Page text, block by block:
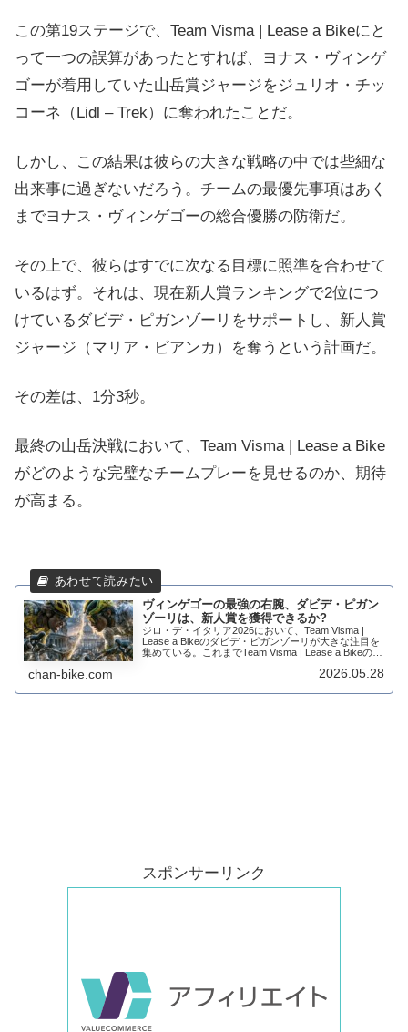
この第19ステージで、Team Visma | Lease a Bikeにと
って一つの誤算があったとすれば、ヨナス・ヴィンゲ
ゴーが着用していた山岳賞ジャージをジュリオ・チッ
コーネ（Lidl – Trek）に奪われたことだ。
しかし、この結果は彼らの大きな戦略の中では些細な
出来事に過ぎないだろう。チームの最優先事項はあく
までヨナス・ヴィンゲゴーの総合優勝の防衛だ。
その上で、彼らはすでに次なる目標に照準を合わせて
いるはず。それは、現在新人賞ランキングで2位につ
けているダビデ・ピガンゾーリをサポートし、新人賞
ジャージ（マリア・ビアンカ）を奪うという計画だ。
その差は、1分3秒。
最終の山岳決戦において、Team Visma | Lease a Bike
がどのような完璧なチームプレーを見せるのか、期待
が高まる。
ヴィンゲゴーの最強の右腕、ダビデ・ピガン
ゾーリは、新人賞を獲得できるか?
ジロ・デ・イタリア2026において、Team Visma |
Lease a Bikeのダビデ・ピガンゾーリが大きな注目を
集めている。これまでTeam Visma | Lease a Bikeのエ
chan-bike.com 2026.05.28
スポンサーリンク